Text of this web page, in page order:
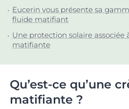
Eucerin vous présente sa
fluide matifiant
Une protection solaire associée
matifiante
Qu’est-ce qu’une
matifiante ?